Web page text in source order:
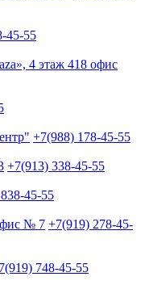
45-55
4 этаж 418 офис
+7(988) 178-45-55
+7(913) 338-45-55
45-55
№ 7 +7(919) 278-45-
748-45-55